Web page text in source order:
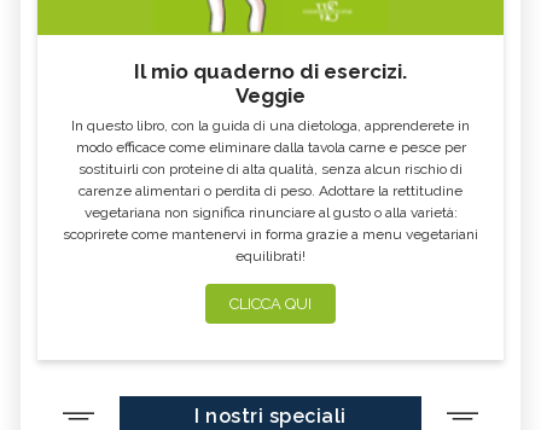
Il mio quaderno di esercizi.
Veggie
In questo libro, con la guida di una dietologa, apprenderete in
modo efficace come eliminare dalla tavola carne e pesce per
sostituirli con proteine di alta qualità, senza alcun rischio di
carenze alimentari o perdita di peso. Adottare la rettitudine
vegetariana non significa rinunciare al gusto o alla varietà:
scoprirete come mantenervi in forma grazie a menu vegetariani
equilibrati!
CLICCA QUI
I nostri speciali